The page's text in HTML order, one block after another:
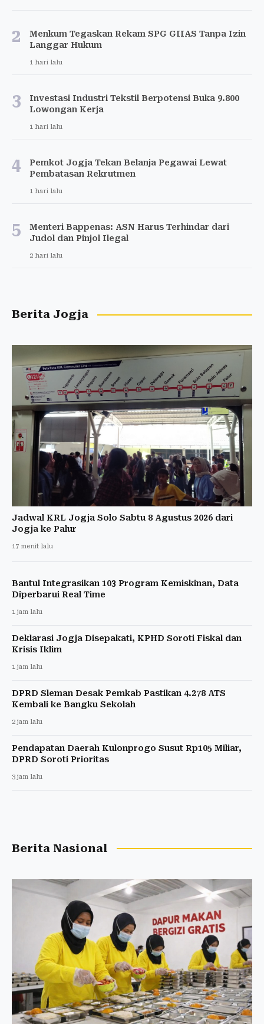
2
Menkum Tegaskan Rekam SPG GIIAS Tanpa Izin
Langgar Hukum
1 hari lalu
3
Investasi Industri Tekstil Berpotensi Buka 9.800
Lowongan Kerja
1 hari lalu
4
Pemkot Jogja Tekan Belanja Pegawai Lewat
Pembatasan Rekrutmen
1 hari lalu
5
Menteri Bappenas: ASN Harus Terhindar dari
Judol dan Pinjol Ilegal
2 hari lalu
Berita Jogja
Jadwal KRL Jogja Solo Sabtu 8 Agustus 2026 dari
Jogja ke Palur
17 menit lalu
Bantul Integrasikan 103 Program Kemiskinan, Data
Diperbarui Real Time
1 jam lalu
Deklarasi Jogja Disepakati, KPHD Soroti Fiskal dan
Krisis Iklim
1 jam lalu
DPRD Sleman Desak Pemkab Pastikan 4.278 ATS
Kembali ke Bangku Sekolah
2 jam lalu
Pendapatan Daerah Kulonprogo Susut Rp105 Miliar,
DPRD Soroti Prioritas
3 jam lalu
Berita Nasional